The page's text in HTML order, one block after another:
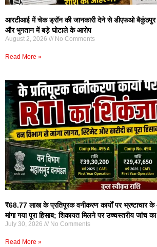
आरटीआई में चेक ड्रॉन की जानकारी देने से डीएफओ बैकुंठपुर
और भुगतान में बड़े घोटाले के आरोप
August 2, 2026 No Comments
Read More »
₹68.77 लाख के प्रतिपूरक वनीकरण कार्यों पर भ्रष्टाचार
मांगा गया पूरा हिसाब; शिकायत मिलने पर उच्चस्तरीय जांच
July 30, 2026 No Comments
Read More »